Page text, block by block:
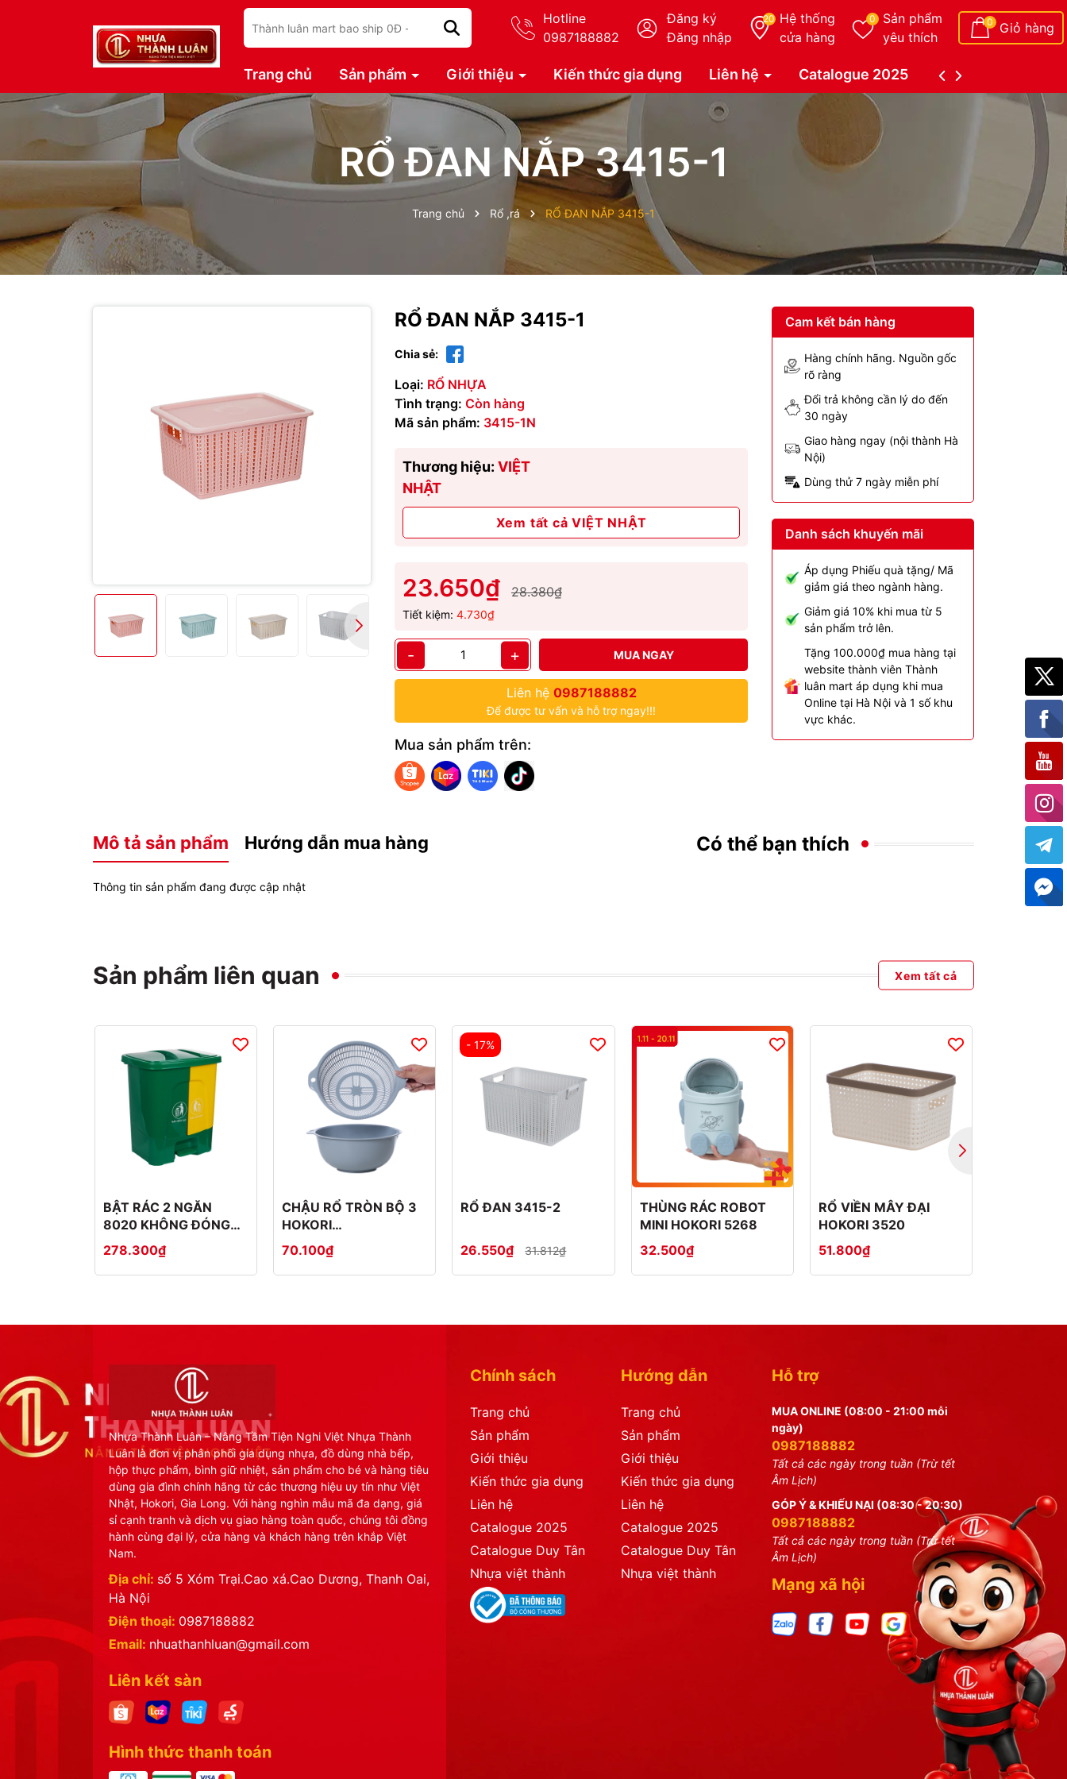
Hotline
0987188882
Đăng ký
Đăng nhập
20 Hệ thống
cửa hàng
0
Sản phẩm
yêu thích
0 Giỏ hàng
Trang chủ Sản phẩm Giới thiệu Kiến thức gia dụng Liên hệ Catalogue 2025 Catalogue Duy Tân
RỔ ĐAN NẮP 3415-1
Trang chủ Rổ ,rá RỔ ĐAN NẮP 3415-1
RỔ ĐAN NẮP 3415-1
Chia sẻ:
Loại: RỔ NHỰA
Tình trạng: Còn hàng
Mã sản phẩm: 3415-1N
Thương hiệu: VIỆT
NHẬT
Xem tất cả VIỆT NHẬT
23.650₫ 28.380₫
Tiết kiệm: 4.730₫
- + MUA NGAY
Liên hệ 0987188882
Để được tư vấn và hỗ trợ ngay!!!
Mua sản phẩm trên:
Cam kết bán hàng
Hàng chính hãng. Nguồn gốc
rõ ràng
Đổi trả không cần lý do đến
30 ngày
Giao hàng ngay (nội thành Hà
Nội)
Dùng thử 7 ngày miễn phí
Danh sách khuyến mãi
Áp dụng Phiếu quà tặng/ Mã
giảm giá theo ngành hàng.
Giảm giá 10% khi mua từ 5
sản phẩm trở lên.
Tặng 100.000₫ mua hàng tại
website thành viên Thành
luân mart áp dụng khi mua
Online tại Hà Nội và 1 số khu
vực khác.
Mô tả sản phẩm Hướng dẫn mua hàng
Thông tin sản phẩm đang được cập nhật
Có thể bạn thích
Sản phẩm liên quan Xem tất cả
BẬT RÁC 2 NGĂN
8020 KHÔNG ĐÓNG
THÙNG CATTON
278.300₫
CHẬU RỔ TRÒN BỘ 3
HOKORI
2375+2376+2377
70.100₫
- 17%
RỔ ĐAN 3415-2
26.550₫ 31.812₫
THÙNG RÁC ROBOT
MINI HOKORI 5268
32.500₫
RỔ VIỀN MÂY ĐẠI
HOKORI 3520
51.800₫
Nhựa Thành Luân – Nâng Tầm Tiện Nghi Việt Nhựa Thành
Luân là đơn vị phân phối gia dụng nhựa, đồ dùng nhà bếp,
hộp thực phẩm, bình giữ nhiệt, sản phẩm cho bé và hàng tiêu
dùng gia đình chính hãng từ các thương hiệu uy tín như Việt
Nhật, Hokori, Gia Long. Với hàng nghìn mẫu mã đa dạng, giá
sỉ cạnh tranh và dịch vụ giao hàng toàn quốc, chúng tôi đồng
hành cùng đại lý, cửa hàng và khách hàng trên khắp Việt
Nam.
Địa chỉ: số 5 Xóm Trại.Cao xá.Cao Dương, Thanh Oai,
Hà Nội
Điện thoại: 0987188882
Email: nhuathanhluan@gmail.com
Liên kết sàn
Hình thức thanh toán
Chính sách
Trang chủ
Sản phẩm
Giới thiệu
Kiến thức gia dụng
Liên hệ
Catalogue 2025
Catalogue Duy Tân
Nhựa việt thành
Hướng dẫn
Trang chủ
Sản phẩm
Giới thiệu
Kiến thức gia dụng
Liên hệ
Catalogue 2025
Catalogue Duy Tân
Nhựa việt thành
Hỗ trợ
MUA ONLINE (08:00 - 21:00 mỗi
ngày)
0987188882
Tất cả các ngày trong tuần (Trừ tết
Âm Lịch)
GÓP Ý & KHIẾU NẠI (08:30 - 20:30)
0987188882
Tất cả các ngày trong tuần (Trừ tết
Âm Lịch)
Mạng xã hội